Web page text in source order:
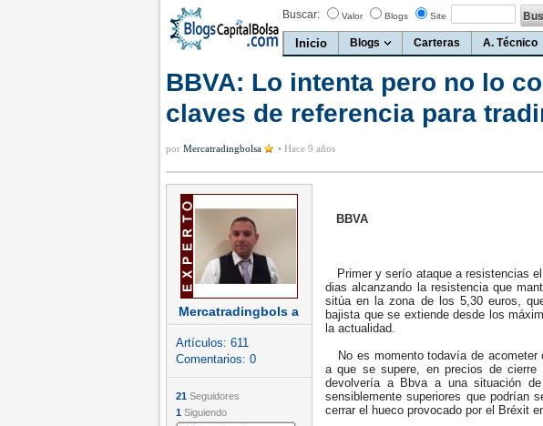
Buscar: Valor Blogs Site
Inicio Blogs Carteras A. Técnico
BBVA: Lo intenta pero no lo
claves de referencia para
por Mercatradingbolsa • Hace 9 años
Mercatradingbols a
Artículos: 611
Comentarios: 0
21 Seguidores
1 Siguiendo
BBVA
Primer y serío ataque a resistencias
dias alcanzando la resistencia que
sitúa en la zona de los 5,30 euros,
bajista que se extiende desde los
la actualidad.
No es momento todavía de acometer
a que se supere, en precios de
devolvería a Bbva a una situación
sensiblemente superiores que podrían
cerrar el hueco provocado por el Bréxit